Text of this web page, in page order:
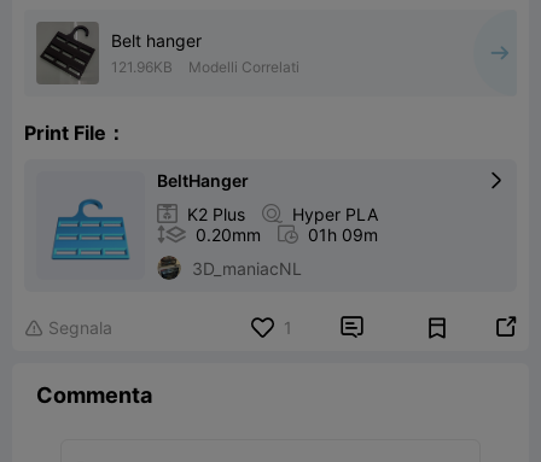
Belt hanger
121.96KB Modelli Correlati
Print File：
BeltHanger 
 K2 Plus  Hyper PLA
 0.20mm  01h 09m
3D_maniacNL
 Segnala 1  
Commenta